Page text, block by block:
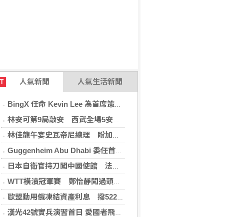
人氣新聞 人氣生活新聞
BingX 任命 Kevin Lee 為首席策略長，加速推進多資產、以用戶為核心的發展願景
林安可第9局敲安 西武全場5安遭羅德完封
林佳龍午宴史瓦帝尼總理 盼加強各領域雙邊合作
Guggenheim Abu Dhabi 委任首任館長
日本自衛官持刀闖中國使館 法庭上稱促中國改變外交
WTT橫濱冠軍賽 鄭怡靜闖過頭關晉女單16強
歐盟動用俄凍結資產利息 撥522億元援助烏克蘭
漢光42號實兵演習首日 愛國者飛彈車高雄罕見現蹤